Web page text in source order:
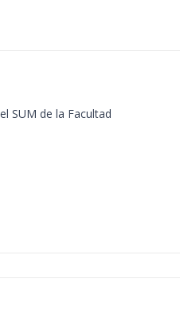
SUM de la Facultad